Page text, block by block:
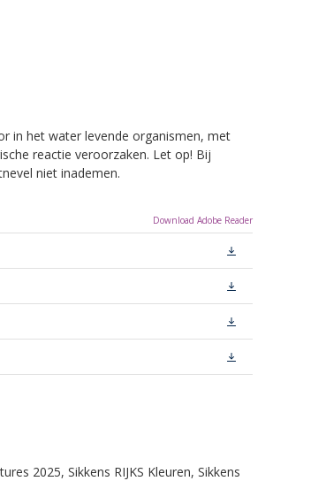
in het water levende organismen, met
reactie veroorzaken. Let op! Bij
niet inademen.
Download Adobe Reader
2025, Sikkens RIJKS Kleuren, Sikkens